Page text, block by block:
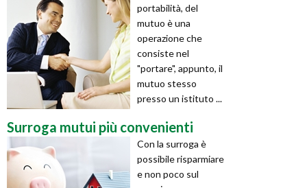
portabilità, del
mutuo è una
operazione che
consiste nel
"portare", appunto, il
mutuo stesso
presso un istituto ...
Surroga mutui più convenienti
Con la surroga è
possibile risparmiare
e non poco sul